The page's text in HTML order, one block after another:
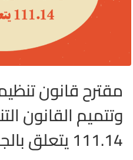
مقترح قانون
وتتميم القانون
111.14 يتعلق بالجهات